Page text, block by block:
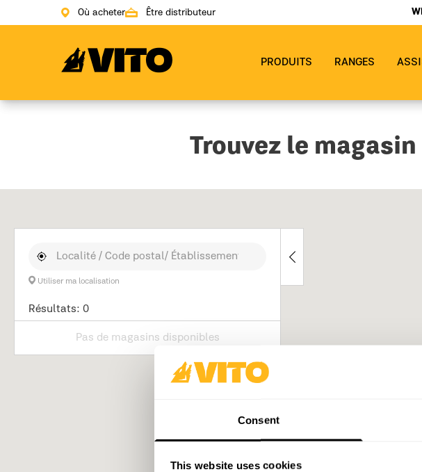
Consent
This website uses cookies
Où acheter Être distributeur
Aller à la page principale
PRODUITS
RANGES
Trouvez le
Utiliser ma localisation
Résultats: 0
Pas de magasins disponibles